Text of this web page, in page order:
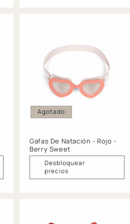
Agotado
Gafas De Natación - Rojo -
Berry Sweet
Desbloquear
precios